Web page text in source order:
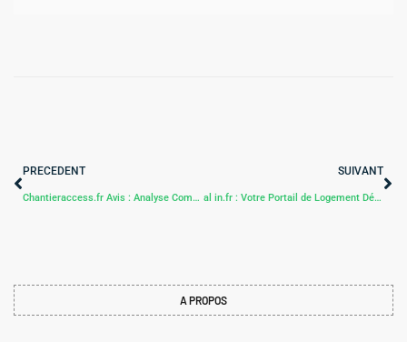
PRECEDENT
Chantieraccess.fr Avis : Analyse Complète et Détails Essentiels pour les Professionnels du Bâtiment 🏗️
SUIVANT
al in.fr : Votre Portail de Logement Dédié aux Salariés 🏠
A PROPOS